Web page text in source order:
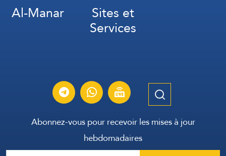
Al-Manar Sites et
Services
Abonnez-vous pour recevoir les mises à jour
hebdomadaires